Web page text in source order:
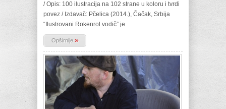
/ Opis: 100 ilustracija na 102 strane u koloru i tvrdi
povez / Izdavač: Pčelica (2014.), Čačak, Srbija
“Ilustrovani Rokenrol vodič” je
Opširnije »